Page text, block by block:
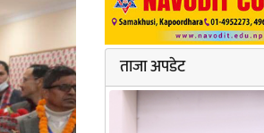
ताजा अपडेट